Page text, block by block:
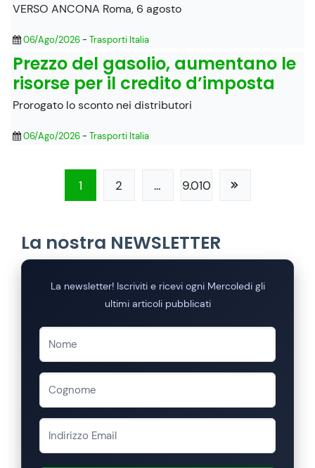
VERSO ANCONA Roma, 6 agosto
06/Ago/2026- Trasporti Italia
Prezzo del gasolio, aumentano le
risorse per il credito d’imposta
Prorogato lo sconto nei distributori
06/Ago/2026- Trasporti Italia
1 2 … 9.010
La nostra NEWSLETTER
La newsletter! Iscriviti e ricevi ogni Mercoledi gli
ultimi articoli pubblicati